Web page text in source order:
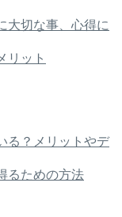
大切な事、心得に
リット
る？メリットやデ
るための方法